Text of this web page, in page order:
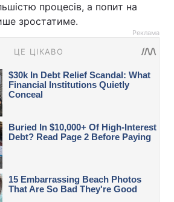
процесів, а попит на
зростатиме.
Реклама